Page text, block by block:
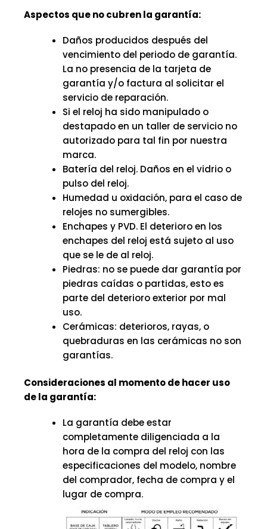
Aspectos que no cubren la garantía:
Daños producidos después del
vencimiento del periodo de garantía.
La no presencia de la tarjeta de
garantía y/o factura al solicitar el
servicio de reparación.
Si el reloj ha sido manipulado o
destapado en un taller de servicio no
autorizado para tal fin por nuestra
marca.
Batería del reloj. Daños en el vidrio o
pulso del reloj.
Humedad u oxidación, para el caso de
relojes no sumergibles.
Enchapes y PVD. El deterioro en los
enchapes del reloj está sujeto al uso
que se le de al reloj.
Piedras: no se puede dar garantía por
piedras caídas o partidas, esto es
parte del deterioro exterior por mal
uso.
Cerámicas: deterioros, rayas, o
quebraduras en las cerámicas no son
garantías.
Consideraciones al momento de hacer uso
de la garantía:
La garantía debe estar
completamente diligenciada a la
hora de la compra del reloj con las
especificaciones del modelo, nombre
del comprador, fecha de compra y el
lugar de compra.